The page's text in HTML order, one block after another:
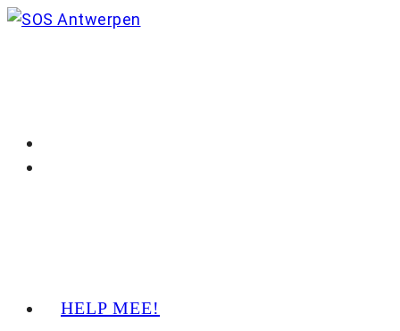
Ga
HELP MEE!